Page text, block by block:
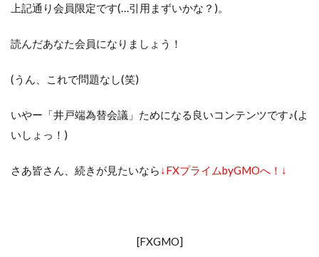
上記通り会員限定です(…引用まずいかな？)。
読んだあなた会員になりましょう！
(うん、これで問題なし(笑)
いやー「井戸端為替会議」ためになる良いコンテンツです♪(よ
いしょっ！)
さあ皆さん、続きが見たいなら ↓FXプライムbyGMOへ！↓
[FXGMO]